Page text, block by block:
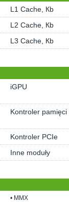
L1 Cache, Кb
L2 Cache, Кb
L3 Cache, Кb
iGPU
Kontroler pamięci
Kontroler PCIe
Inne moduły
• MMX